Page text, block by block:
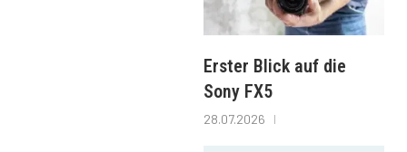
Erster Blick auf die
Sony FX5
28.07.2026